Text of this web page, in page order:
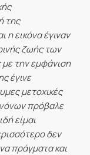
της
η εικόνα έγιναν
ζωής των
την εμφάνιση
έγινε
μετοχικές
πρόβαλε
είμαι
δεν
πράγματα και